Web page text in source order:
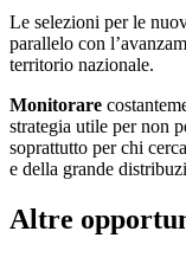
Le selezioni per le
parallelo con
territorio nazionale.
Monitorare
strategia utile per non
soprattutto per chi
e della grande
Altre